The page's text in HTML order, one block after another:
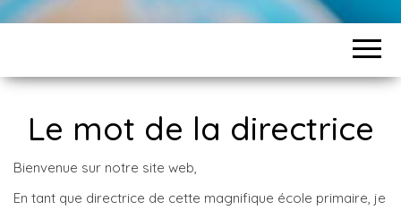
Le mot de la directrice
Bienvenue sur notre site web,
En tant que directrice de cette magnifique école primaire, je